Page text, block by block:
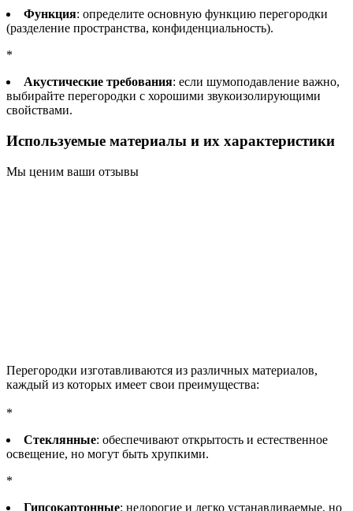
Функция: определите основную функцию перегородки
(разделение пространства, конфиденциальность).
*
Акустические требования: если шумоподавление важно,
выбирайте перегородки с хорошими звукоизолирующими
свойствами.
Используемые материалы и их характеристики
Мы ценим ваши отзывы
Перегородки изготавливаются из различных материалов,
каждый из которых имеет свои преимущества:
*
Стеклянные: обеспечивают открытость и естественное
освещение, но могут быть хрупкими.
*
Гипсокартонные: недорогие и легко устанавливаемые, но